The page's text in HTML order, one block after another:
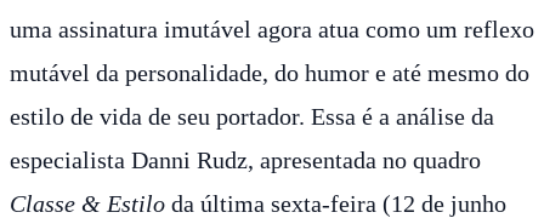
uma assinatura imutável agora atua como um reflexo
mutável da personalidade, do humor e até mesmo do
estilo de vida de seu portador. Essa é a análise da
especialista Danni Rudz, apresentada no quadro
Classe & Estilo da última sexta-feira (12 de junho